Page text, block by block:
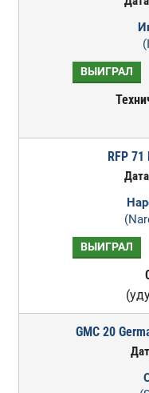
ВЫИГРАЛ
RFP 71
ВЫИГРАЛ
GMC 20